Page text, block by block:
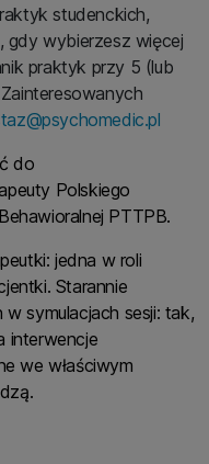
studenckich,
gdy wybierzesz więcej
praktyk przy 5 (lub
do
Polskiego
PTTPB.
jedna w roli
Starannie
symulacjach sesji: tak,
interwencje
we właściwym